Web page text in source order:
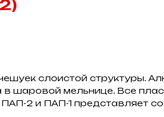
слоистой структуры.
шаровой мельнице. Все
2 и ПАП-1 представляет